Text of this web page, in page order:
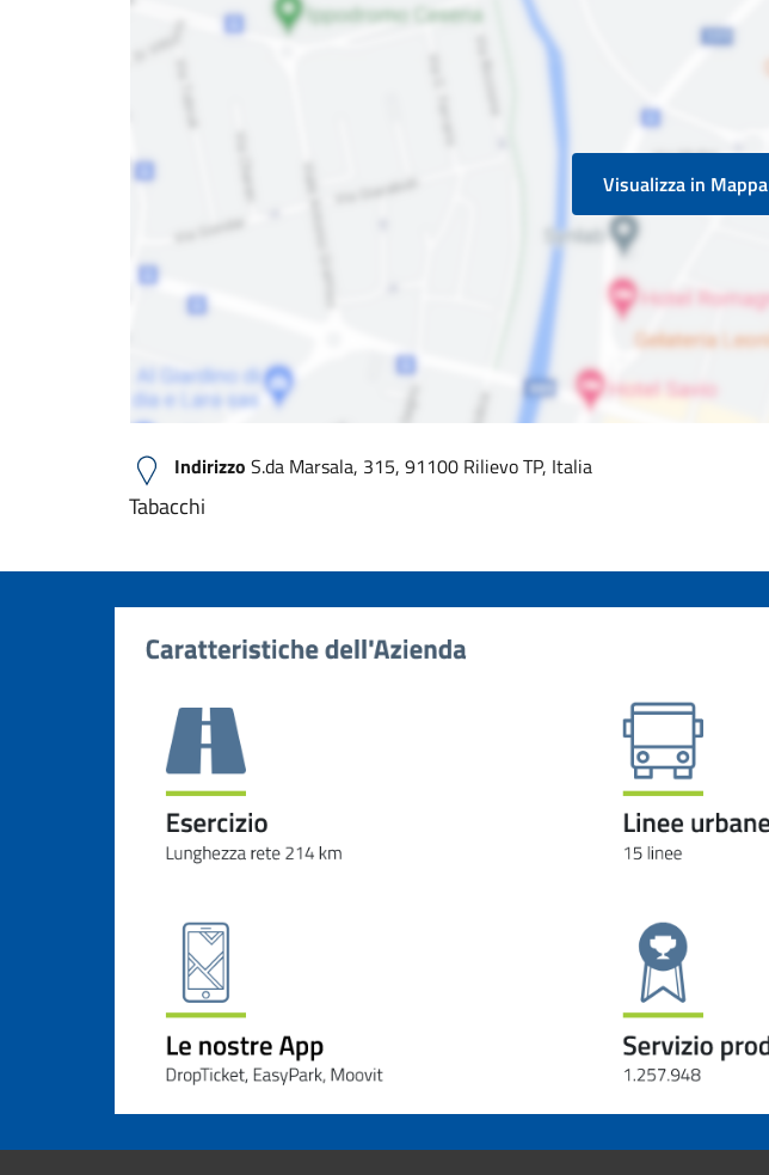
Visualizza in Mappa
Indirizzo S.da Marsala, 315, 91100 Rilievo TP, Italia
Tabacchi